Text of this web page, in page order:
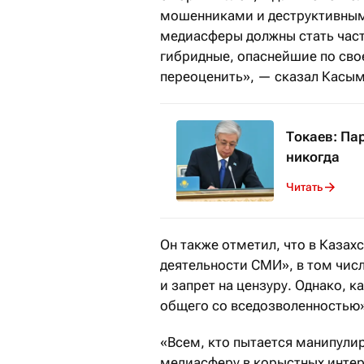
мошенниками и
медиасферы должны стать
гибридные, опаснейшие по
переоценить», — сказал
Токаев:
никогда
Читать
Он также отметил, что в
деятельности СМИ», в том
и запрет на цензуру. Однако,
общего со
«Всем, кто пытается